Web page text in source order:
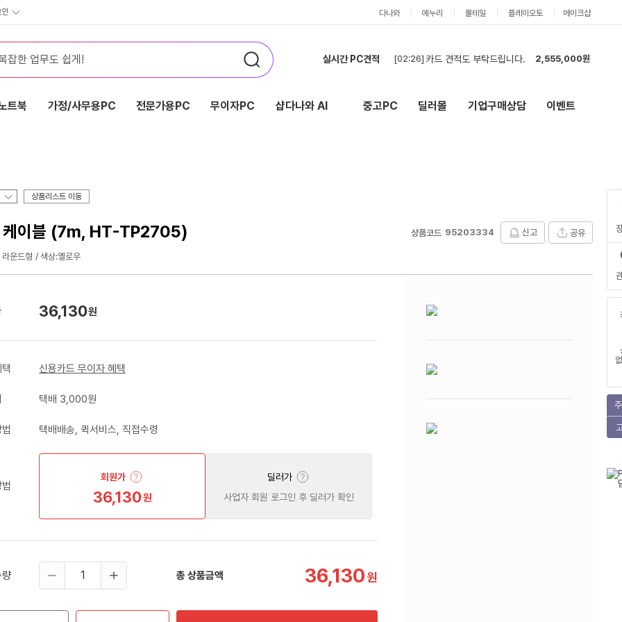
다나와 에누리 몰테일 플레이오토 메이크샵
실시간 PC견적 [02:26] 카드 견적도 부탁드립니다.
2,555,000원
[01:11]
3,226,000원
[02:26]카드 견적도 부탁드립니다. 2,555,000원
트북 가정/사무용PC 전문가용PC 무이자PC 샵다나와 AI 중고PC 딜러몰 기업구매상담 이벤트
상품리스트 이동
케이블 (7m, HT-TP2705) 상품코드 95203334 신고 공유
라운드형 색상:옐로우
36,130원
신용카드 무이자 혜택
택배 3,000원
택배배송, 퀵서비스, 직접수령
회원가
36,130원
딜러가
사업자 회원 로그인 후 딜러가 확인
량 총 상품금액 36,130원